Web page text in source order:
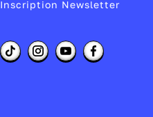
Inscription Newsletter